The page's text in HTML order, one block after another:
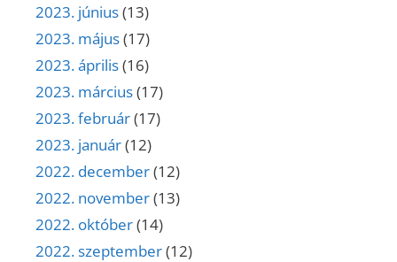
2023. június(13)
2023. május(17)
2023. április(16)
2023. március(17)
2023. február(17)
2023. január(12)
2022. december(12)
2022. november(13)
2022. október(14)
2022. szeptember(12)